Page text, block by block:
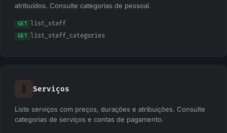
atribuídos. Consulte categorias de pessoal.
GET list_staff
GET list_staff_categories
💈 Serviços
Liste serviços com preços, durações e atribuições. Consulte
categorias de serviços e contas de pagamento.